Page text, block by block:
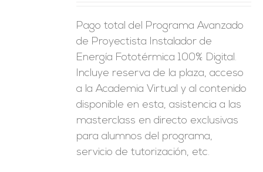
Pago total del Programa Avanzado
de Proyectista Instalador de
Energía Fototérmica 100% Digital.
Incluye reserva de la plaza, acceso
a la Academia Virtual y al contenido
disponible en esta, asistencia a las
masterclass en directo exclusivas
para alumnos del programa,
servicio de tutorización, etc.